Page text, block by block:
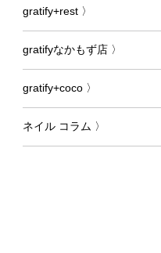
gratify+rest 〉
gratifyなかもず店 〉
gratify+coco 〉
ネイル コラム 〉